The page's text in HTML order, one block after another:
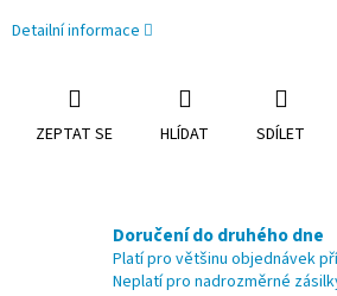
Detailní informace
ZEPTAT SE HLÍDAT SDÍLET
Doručení do druhého dne
Platí pro většinu objednávek
Neplatí pro nadrozměrné